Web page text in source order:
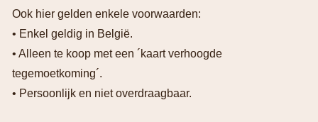
Ook hier gelden enkele voorwaarden:
• Enkel geldig in België.
• Alleen te koop met een ´kaart verhoogde
tegemoetkoming´.
• Persoonlijk en niet overdraagbaar.